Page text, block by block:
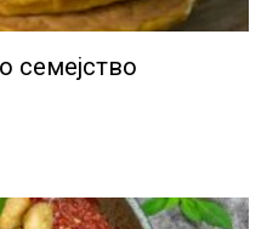
семејство